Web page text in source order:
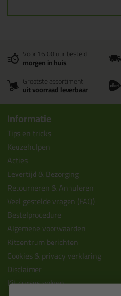
Voor 16:00 uur besteld
morgen in huis
Grootste assortiment
uit voorraad leverbaar
Informatie
Tips en tricks
Keuzehulpen
Acties
Levertijd & Bezorging
Retourneren & Annuleren
Veel gestelde vragen (FAQ)
Bestelprocedure
Algemene voorwaarden
Kitcentrum berichten
Cookies & privacy verklaring
Disclaimer
Kit cursus volgen